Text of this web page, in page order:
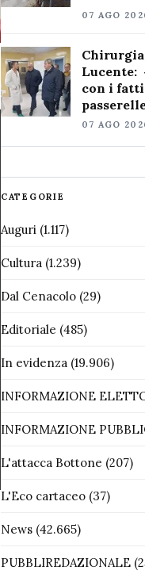
07 AGO
Chirurgia
Lucente:
con i
07 AGO
CATEGORIE
Auguri(1.117)
Cultura(1.239)
Dal Cenacolo(29)
Editoriale (485)
In evidenza(19.906)
INFORMAZIONE
INFORMAZIONE
L'attacca Bottone (207)
L'Eco cartaceo(37)
News(42.665)
PUBBLIREDAZIONALE